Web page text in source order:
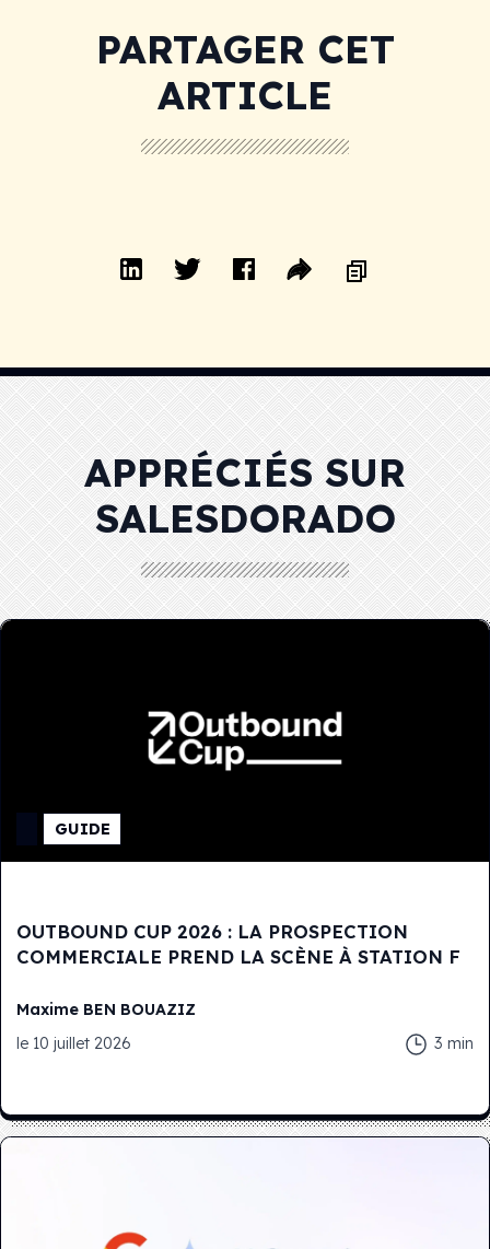
PARTAGER CET
ARTICLE
APPRÉCIÉS SUR
SALESDORADO
GUIDE
OUTBOUND CUP 2026 : LA PROSPECTION
COMMERCIALE PREND LA SCÈNE À STATION F
Maxime BEN BOUAZIZ
le 10 juillet 2026 3 min